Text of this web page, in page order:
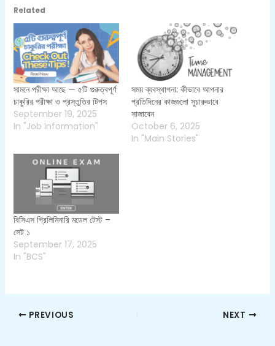
Related
সামনে পরীক্ষা আছে — ৫টি গুরুত্বপূর্ণ
চাকুরির পরীক্ষা ও প্রস্তুতির টিপস
September 19, 2025
In "Job Information"
সময় ব্যবস্থাপনা: কীভাবে আপনার
প্রতিদিনের কাজগুলো সুচারুভাবে
সাজাবেন
October 6, 2025
In "Main Stories"
বিসিএস প্রিলিমিনারি মডেল টেস্ট –
সেট ১
September 17, 2025
In "BCS"
PREVIOUS NEXT